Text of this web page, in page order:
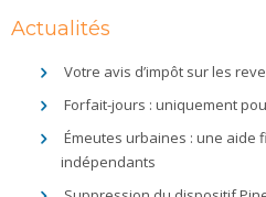
Actualités
Votre avis d’impôt sur les
Forfait-jours : uniquement
Émeutes urbaines : une aide
indépendants